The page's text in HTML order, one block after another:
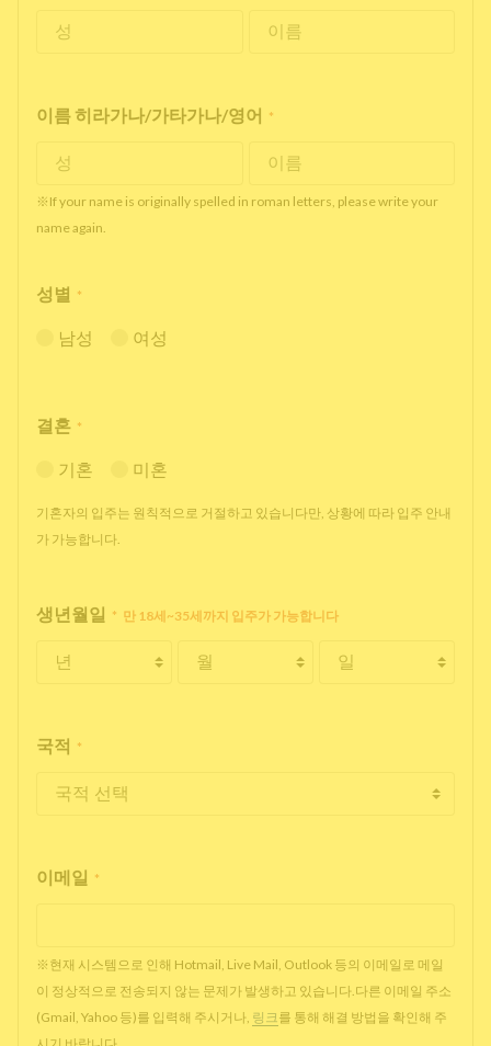
이름 히라가나/가타가나/영어 *
※If your name is originally spelled in roman letters, please write your
name again.
성별 *
남성 여성
결혼 *
기혼 미혼
기혼자의 입주는 원칙적으로 거절하고 있습니다만, 상황에 따라 입주 안내
가 가능합니다.
생년월일 * 만 18세~35세까지 입주가 가능합니다
국적 *
이메일 *
※현재 시스템으로 인해 Hotmail, Live Mail, Outlook 등의 이메일로 메일
이 정상적으로 전송되지 않는 문제가 발생하고 있습니다.다른 이메일 주소
(Gmail, Yahoo 등)를 입력해 주시거나, 링크 를 통해 해결 방법을 확인해 주
시기 바랍니다.